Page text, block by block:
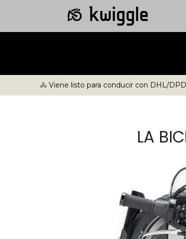
🚴 Viene listo para conducir con DHL/DPD
LA